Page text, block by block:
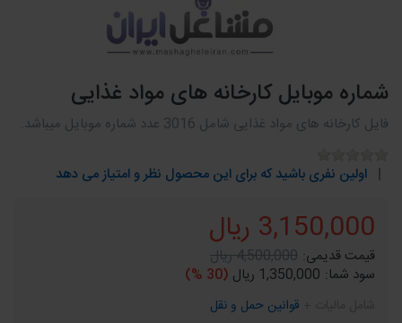
شماره موبایل کارخانه های مواد غذایی
فایل کارخانه های مواد غذایی شامل 3016 عدد شماره موبایل میباشد.
اولین نفری باشید که برای این محصول نظر و امتیاز می دهد
3,150,000 ریال
قیمت قدیمی: 4,500,000 ریال
سود شما: 1,350,000 ریال (30 %)
قوانین حمل و نقل